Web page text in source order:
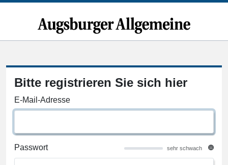
Bitte registrieren Sie sich hier
E-Mail-Adresse
Passwort sehr schwach